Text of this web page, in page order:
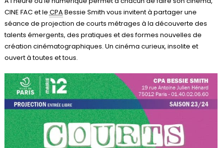
CINE FAC et le CPABessie Smith vous invitent à partager une
séance de projection de courts métrages à la découverte des
talents émergents, des pratiques et des formes nouvelles de
création cinématographiques. Un cinéma curieux, insolite et
ouvert à toutes et tous.